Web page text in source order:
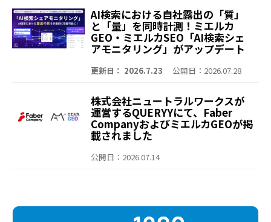
る、会場の熱量を再びオンライン
でお届け～
AI検索における自社露出の「質」
と「量」を同時計測！ミエルカ
GEO・ミエルカSEO「AI検索シェ
アモニタリング」がアップデート
数）」や「言及ランキング」を可
との比較が可能に～
更新日： 2026.7.23 公開日：2026.07.28
株式会社ニュートラルワークスが
運営するQUERYYにて、Faber
CompanyおよびミエルカGEOが掲
載されました
公開日：2026.07.14